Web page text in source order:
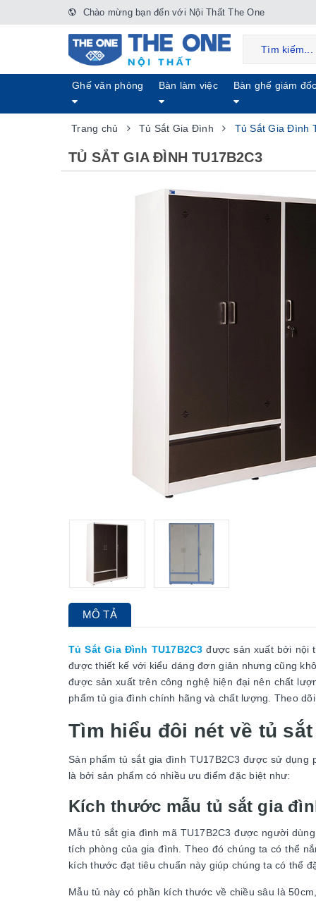
Chào mừng bạn đến với Nội Thất The One
Ghế văn phòng Bàn làm việc Bàn ghế giám đốc
Trang chủ Tủ Sắt Gia Đình Tủ Sắt Gia Đình
TỦ SẮT GIA ĐÌNH TU17B2C3
MÔ TẢ
Tủ Sắt Gia Đình TU17B2C3 được sản xuất bởi nội
được thiết kế với kiểu dáng đơn giản nhưng cũng
được sản xuất trên công nghệ hiện đại nên chất
phẩm tủ gia đình chính hãng và chất lượng. Theo
Tìm hiểu đôi nét về tủ
Sản phẩm tủ sắt gia đình TU17B2C3 được sử
là bởi sản phẩm có nhiều ưu điểm đặc biệt như:
Kích thước mẫu tủ sắt gia
Mẫu tủ sắt gia đình mã TU17B2C3 được người
tích phòng của gia đình. Theo đó chúng ta có thể
kích thước đạt tiêu chuẩn này giúp chúng ta có thể
Mẫu tủ này có phần kích thước về chiều sâu là